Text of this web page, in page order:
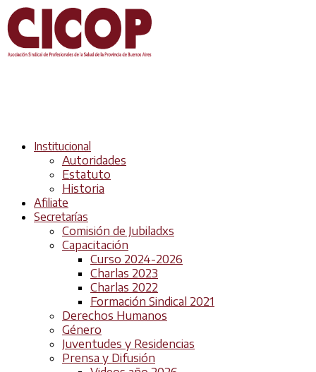
Institucional
Autoridades
Estatuto
Historia
Afiliate
Secretarías
Comisión de Jubiladxs
Capacitación
Curso 2024-2026
Charlas 2023
Charlas 2022
Formación Sindical 2021
Derechos Humanos
Género
Juventudes y Residencias
Prensa y Difusión